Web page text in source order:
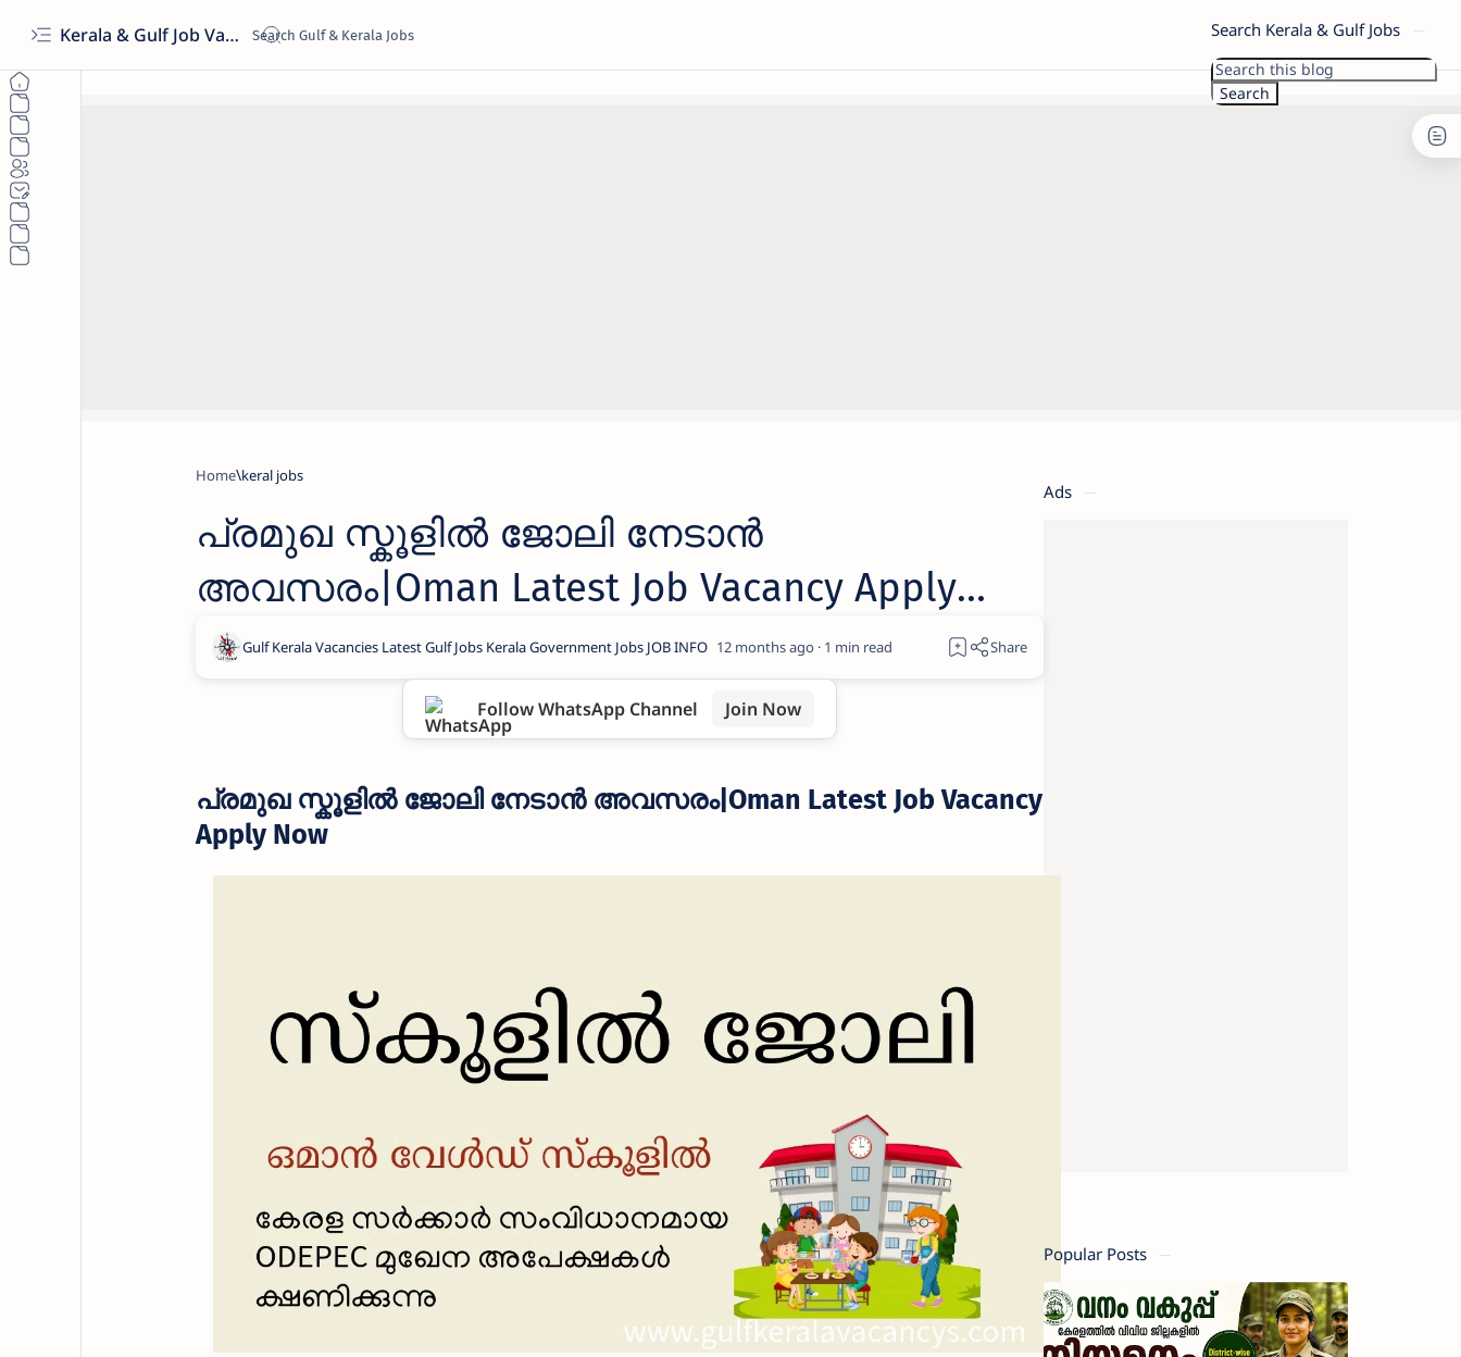
Kerala & Gulf Job Vacancies 2026 | Latest Govt & Private Jobs Search Kerala & Gulf Jobs
Home keral jobs
പ്രമുഖ സ്കൂളിൽ ജോലി നേടാൻ
അവസരം|Oman Latest Job Vacancy Apply
Now
12 months ago 1
Follow WhatsApp Channel Join Now
പ്രമുഖ സ്കൂളിൽ ജോലി നേടാൻ അവസരം|Oman Latest Job Vacancy
Apply Now
Ads
Popular Posts